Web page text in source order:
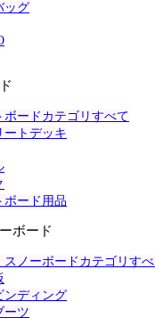
ッグ
ボードカテゴリすべて
ートデッキ
ボード用品
ボード
スノーボードカテゴリす
ンディング
ーツ